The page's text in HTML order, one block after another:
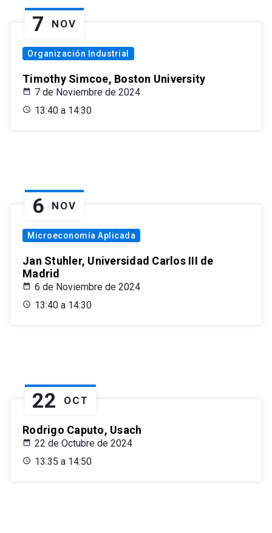
7 NOV
Organización Industrial
Timothy Simcoe, Boston University
7 de Noviembre de 2024
13:40 a 14:30
6 NOV
Microeconomía Aplicada
Jan Stuhler, Universidad Carlos III de
Madrid
6 de Noviembre de 2024
13:40 a 14:30
22 OCT
Rodrigo Caputo, Usach
22 de Octubre de 2024
13:35 a 14:50